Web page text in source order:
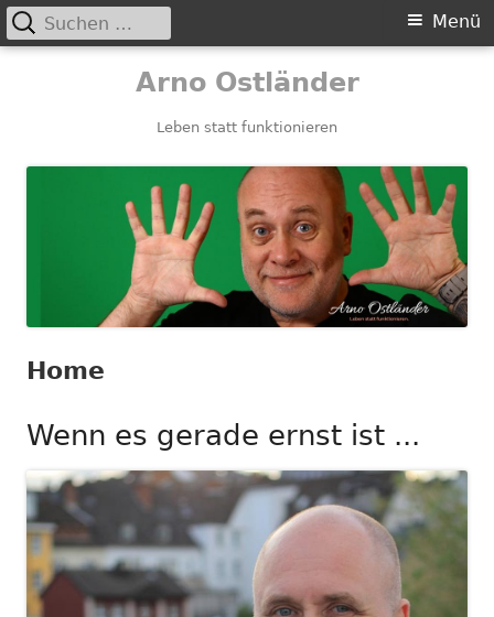
Arno Ostländer
Leben statt funktionieren
Primäres
Menü
Suchen
nach:
Home
Wenn es gerade ernst ist ...